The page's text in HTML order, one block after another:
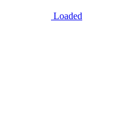
Loaded